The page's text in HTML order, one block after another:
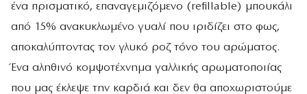
ένα πρισματικό, επαναγεμιζόμενο (refillable) μπουκάλι
από 15% ανακυκλωμένο γυαλί που ιριδίζει στο φως,
αποκαλύπτοντας τον γλυκό ροζ τόνο του αρώματος.
Ένα αληθινό κομψοτέχνημα γαλλικής αρωματοποιίας
που μας έκλεψε την καρδιά και δεν θα αποχωριστούμε